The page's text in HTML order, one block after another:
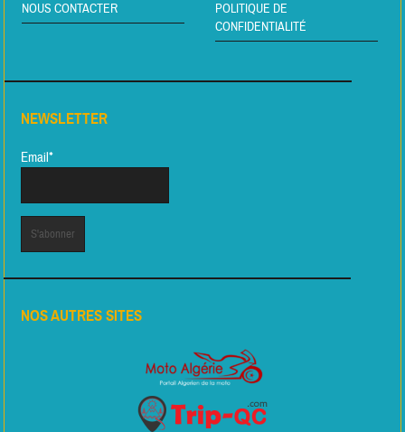
NOUS CONTACTER
POLITIQUE DE
CONFIDENTIALITÉ
NEWSLETTER
Email*
NOS AUTRES SITES